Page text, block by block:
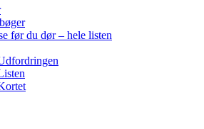
før du dør – hele listen